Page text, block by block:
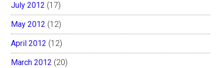
July 2012 (17)
May 2012 (12)
April 2012 (12)
March 2012 (20)